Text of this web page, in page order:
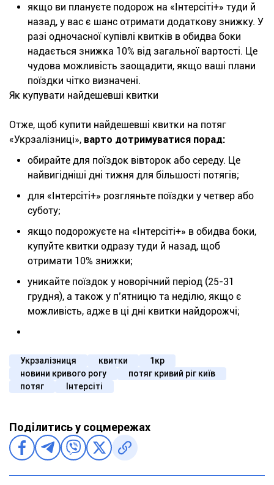
якщо ви плануєте подорож на «Інтерсіті+» туди й
назад, у вас є шанс отримати додаткову знижку. У
разі одночасної купівлі квитків в обидва боки
надається знижка 10% від загальної вартості. Це
чудова можливість заощадити, якщо ваші плани
поїздки чітко визначені.
Як купувати найдешевші квитки
Отже, щоб купити найдешевші квитки на потяг
«Укрзалізниці», варто дотримуватися порад:
обирайте для поїздок вівторок або середу. Це
найвигідніші дні тижня для більшості потягів;
для «Інтерсіті+» розгляньте поїздки у четвер або
суботу;
якщо подорожуєте на «Інтерсіті+» в обидва боки,
купуйте квитки одразу туди й назад, щоб
отримати 10% знижки;
уникайте поїздок у новорічний період (25-31
грудня), а також у п’ятницю та неділю, якщо є
можливість, адже в ці дні квитки найдорожчі;
Укрзалізниця квитки
1кр
новини кривого рогу
потяг кривий ріг київ
потяг
Інтерсіті
Поділитись у соцмережах